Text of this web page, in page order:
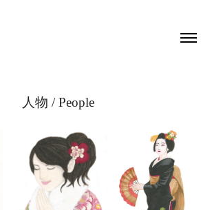
人物 / People